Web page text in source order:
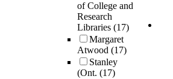
of College and
Research
Libraries (17)
Margaret
Atwood (17)
Stanley
(Ont. (17)